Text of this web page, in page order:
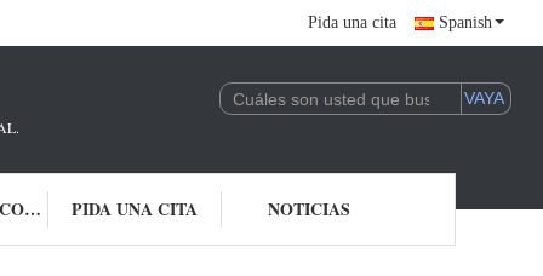
Pida una cita Spanish
ÉNTRENOS EN CONTACTO CON PIDA UNA CITA NOTICIAS